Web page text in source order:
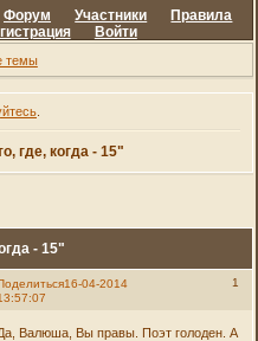
Форум Участники
Правила
Войти
темы
.
где, когда - 15"
- 15"
1
16-04-2014
Валюша, Вы правы. Поэт голоден. А